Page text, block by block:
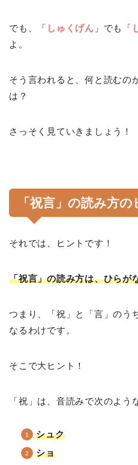
でも、「 しゅくげん 」でも「
よ。
そう言われると、何と読むの
は？
さっそく見ていきましょう！
「祝言」の読み方の
それでは、ヒントです！
「祝言」の読み方は、ひらが
つまり、「祝」と「言」のう
なるわけです。
そこで大ヒント！
「祝」は、音読みで次のよう
シュク
ショ